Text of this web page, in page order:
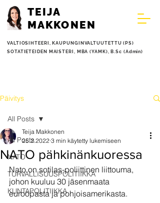
TEIJA
MAKKONEN
VALTIOSIHTEERI, KAUPUNGINVALTUUTETTU (PS)
SOTATIETEIDEN MAISTERI, MBA (YAMK), B.Sc (Admin)
Päivitys
All Posts
NATO
TURVALLISUUSPOLITIIKKA
KUNTAPOLITIIKKA
All Posts
NATO pähkinänkuoressa
Teija Makkonen
25.2.2022 3 min käytetty lukemiseen
Nato on sotilas-poliittinen liittouma,
johon kuuluu 30 jäsenmaata
euroopasta ja pohjoisamerikasta.